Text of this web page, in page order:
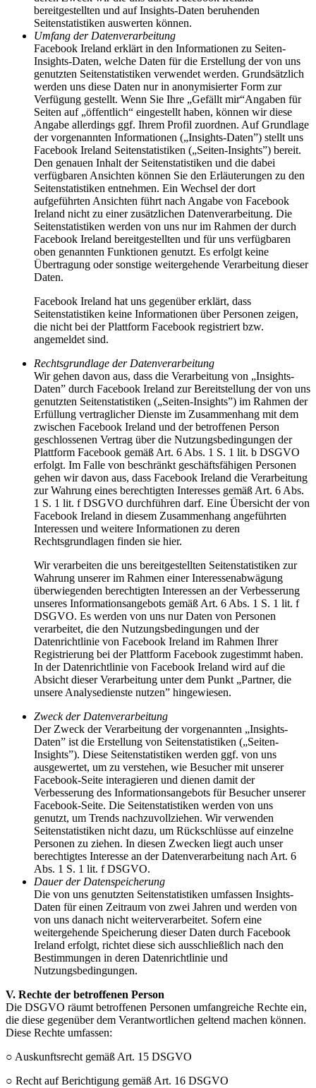
bereitgestellten und auf Insights-Daten beruhenden
Seitenstatistiken auswerten können.
Umfang der Datenverarbeitung
Facebook Ireland erklärt in den Informationen zu Seiten-
Insights-Daten, welche Daten für die Erstellung der von uns
genutzten Seitenstatistiken verwendet werden. Grundsätzlich
werden uns diese Daten nur in anonymisierter Form zur
Verfügung gestellt. Wenn Sie Ihre „Gefällt mir“Angaben für
Seiten auf „öffentlich“ eingestellt haben, können wir diese
Angabe allerdings ggf. Ihrem Profil zuordnen. Auf Grundlage
der vorgenannten Informationen („Insights-Daten”) stellt uns
Facebook Ireland Seitenstatistiken („Seiten-Insights”) bereit.
Den genauen Inhalt der Seitenstatistiken und die dabei
verfügbaren Ansichten können Sie den Erläuterungen zu den
Seitenstatistiken entnehmen. Ein Wechsel der dort
aufgeführten Ansichten führt nach Angabe von Facebook
Ireland nicht zu einer zusätzlichen Datenverarbeitung. Die
Seitenstatistiken werden von uns nur im Rahmen der durch
Facebook Ireland bereitgestellten und für uns verfügbaren
oben genannten Funktionen genutzt. Es erfolgt keine
Übertragung oder sonstige weitergehende Verarbeitung dieser
Daten.
Facebook Ireland hat uns gegenüber erklärt, dass
Seitenstatistiken keine Informationen über Personen zeigen,
die nicht bei der Plattform Facebook registriert bzw.
angemeldet sind.
Rechtsgrundlage der Datenverarbeitung
Wir gehen davon aus, dass die Verarbeitung von „Insights-
Daten” durch Facebook Ireland zur Bereitstellung der von uns
genutzten Seitenstatistiken („Seiten-Insights”) im Rahmen der
Erfüllung vertraglicher Dienste im Zusammenhang mit dem
zwischen Facebook Ireland und der betroffenen Person
geschlossenen Vertrag über die Nutzungsbedingungen der
Plattform Facebook gemäß Art. 6 Abs. 1 S. 1 lit. b DSGVO
erfolgt. Im Falle von beschränkt geschäftsfähigen Personen
gehen wir davon aus, dass Facebook Ireland die Verarbeitung
zur Wahrung eines berechtigten Interesses gemäß Art. 6 Abs.
1 S. 1 lit. f DSGVO durchführen darf. Eine Übersicht der von
Facebook Ireland in diesem Zusammenhang angeführten
Interessen und weitere Informationen zu deren
Rechtsgrundlagen finden sie hier.
Wir verarbeiten die uns bereitgestellten Seitenstatistiken zur
Wahrung unserer im Rahmen einer Interessenabwägung
überwiegenden berechtigten Interessen an der Verbesserung
unseres Informationsangebots gemäß Art. 6 Abs. 1 S. 1 lit. f
DSGVO. Es werden von uns nur Daten von Personen
verarbeitet, die den Nutzungsbedingungen und der
Datenrichtlinie von Facebook Ireland im Rahmen Ihrer
Registrierung bei der Plattform Facebook zugestimmt haben.
In der Datenrichtlinie von Facebook Ireland wird auf die
Absicht dieser Verarbeitung unter dem Punkt „Partner, die
unsere Analysedienste nutzen” hingewiesen.
Zweck der Datenverarbeitung
Der Zweck der Verarbeitung der vorgenannten „Insights-
Daten” ist die Erstellung von Seitenstatistiken („Seiten-
Insights”). Diese Seitenstatistiken werden ggf. von uns
ausgewertet, um zu verstehen, wie Besucher mit unserer
Facebook-Seite interagieren und dienen damit der
Verbesserung des Informationsangebots für Besucher unserer
Facebook-Seite. Die Seitenstatistiken werden von uns
genutzt, um Trends nachzuvollziehen. Wir verwenden
Seitenstatistiken nicht dazu, um Rückschlüsse auf einzelne
Personen zu ziehen. In diesen Zwecken liegt auch unser
berechtigtes Interesse an der Datenverarbeitung nach Art. 6
Abs. 1 S. 1 lit. f DSGVO.
Dauer der Datenspeicherung
Die von uns genutzten Seitenstatistiken umfassen Insights-
Daten für einen Zeitraum von zwei Jahren und werden von
von uns danach nicht weiterverarbeitet. Sofern eine
weitergehende Speicherung dieser Daten durch Facebook
Ireland erfolgt, richtet diese sich ausschließlich nach den
Bestimmungen in deren Datenrichtlinie und
Nutzungsbedingungen.
V. Rechte der betroffenen Person
Die DSGVO räumt betroffenen Personen umfangreiche Rechte ein,
die diese gegenüber dem Verantwortlichen geltend machen können.
Diese Rechte umfassen:
○ Auskunftsrecht gemäß Art. 15 DSGVO
○ Recht auf Berichtigung gemäß Art. 16 DSGVO